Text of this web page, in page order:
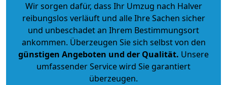
Wir sorgen dafür, dass Ihr Umzug nach Halver
reibungslos verläuft und alle Ihre Sachen sicher
und unbeschadet an Ihrem Bestimmungsort
ankommen. Überzeugen Sie sich selbst von den
günstigen Angeboten und der Qualität. Unsere
umfassender Service wird Sie garantiert
überzeugen.